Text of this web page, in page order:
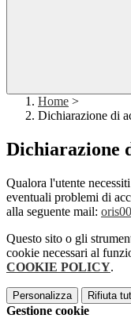
Home >
Dichiarazione di
Dichiarazione
Qualora l'utente
eventuali problemi di
alla seguente mail:
Questo sito o gli
cookie necessari al
COOKIE POLICY.
Personalizza Rifiuta
Gestione cookie